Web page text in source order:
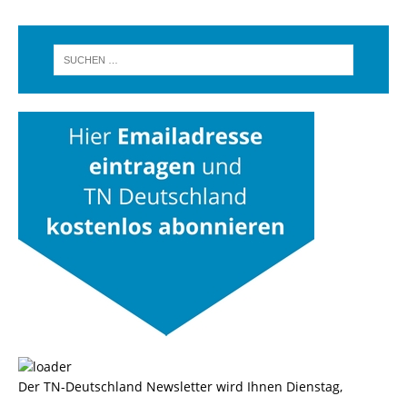
Der TN-Deutschland Newsletter wird Ihnen Dienstag,